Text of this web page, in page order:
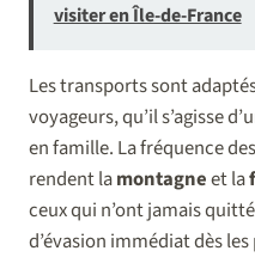
visiter en Île-de-France
Les transports sont
voyageurs, qu’il s’agisse
en famille. La fréquence
rendent lamontagneet la
ceux qui n’ont jamais
d’évasion immédiat dès